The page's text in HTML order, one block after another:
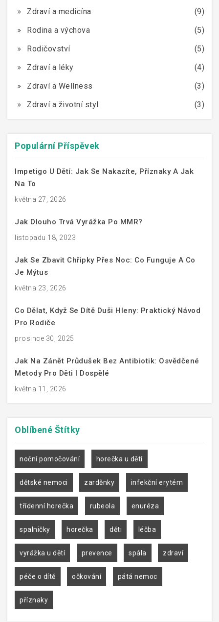
Zdraví a medicína
(9)
Rodina a výchova
(5)
Rodičovství
(5)
Zdraví a léky
(4)
Zdraví a Wellness
(3)
Zdraví a životní styl
(3)
Populární Příspěvek
Impetigo U Dětí: Jak Se Nakazíte, Příznaky A Jak
Na To
května 27, 2026
Jak Dlouho Trvá Vyrážka Po MMR?
listopadu 18, 2023
Jak Se Zbavit Chřipky Přes Noc: Co Funguje A Co
Je Mýtus
května 23, 2026
Co Dělat, Když Se Dítě Duši Hleny: Praktický Návod
Pro Rodiče
prosince 30, 2025
Jak Na Zánět Průdušek Bez Antibiotik: Osvědčené
Metody Pro Děti I Dospělé
května 11, 2026
Oblíbené Štítky
noční pomočování horečka u dětí
dětské nemoci zarděnky infekční erytém
třídenní horečka rubeola enuréza
spalničky horečka děti léčba
vyrážka u dětí prevence spála zdraví
péče o dítě očkování pátá nemoc
příznaky